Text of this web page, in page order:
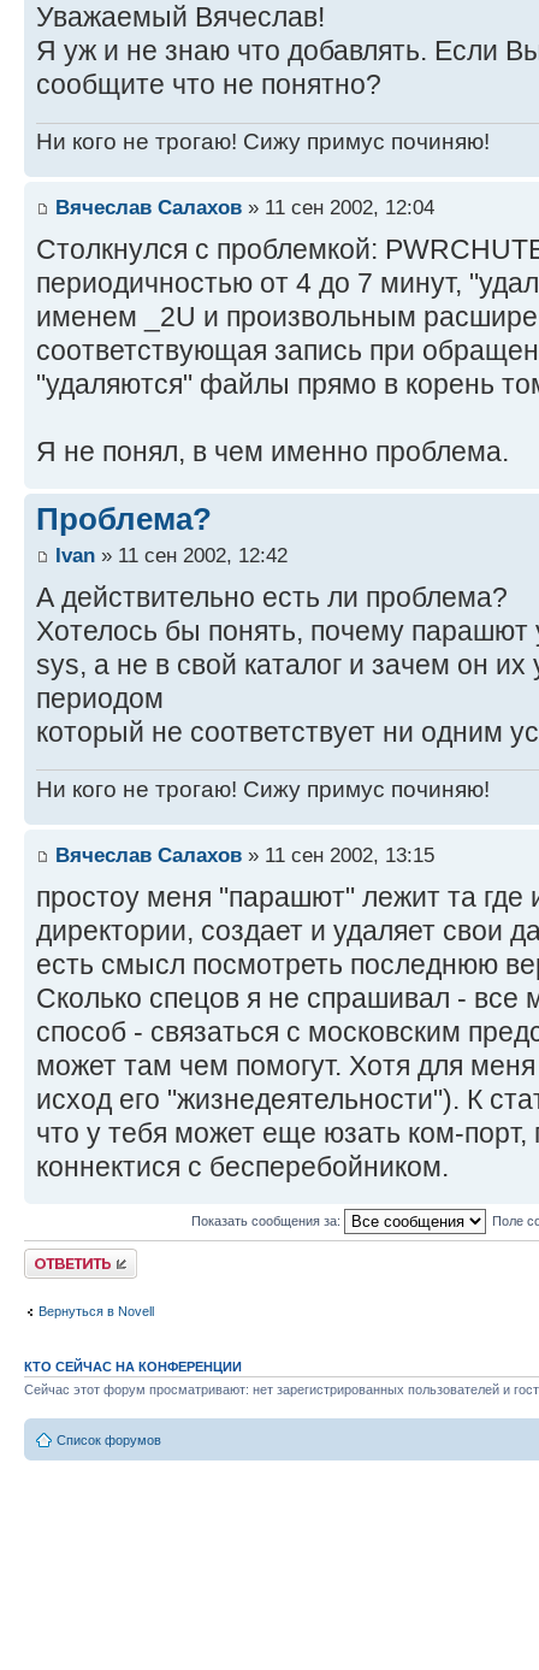
Уважаемый Вячеслав!
Я уж и не знаю что добавлять. Если
сообщите что не понятно?
Ни кого не трогаю! Сижу примус починяю!
Вячеслав Салахов » 11 сен 2002, 12:04
Столкнулся с проблемкой:
периодичностью от 4 до 7 минут,
именем _2U и произвольным
соответствующая запись при
"удаляются" файлы прямо в корень
Я не понял, в чем именно проблема.
Проблема?
Ivan » 11 сен 2002, 12:42
А действительно есть ли проблема?
Хотелось бы понять, почему парашют
sys, а не в свой каталог и зачем он
периодом
который не соответствует ни одним
Ни кого не трогаю! Сижу примус починяю!
Вячеслав Салахов » 11 сен 2002, 13:15
простоу меня "парашют" лежит та где
директории, создает и удаляет свои
есть смысл посмотреть последнюю
Сколько спецов я не спрашивал - все
способ - связаться с московским
может там чем помогут. Хотя для
исход его "жизнедеятельности"). К
что у тебя может еще юзать ком-
коннектися с бесперебойником.
Показать сообщения за: Поле
Ответить
Вернуться в Novell
КТО СЕЙЧАС НА КОНФЕРЕНЦИИ
Сейчас этот форум просматривают: нет зарегистрированных пользователей и
Список форумов